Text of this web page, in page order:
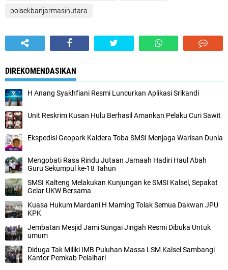
polsekbanjarmasinutara
DIREKOMENDASIKAN
H Anang Syakhfiani Resmi Luncurkan Aplikasi Srikandi
Unit Reskrim Kusan Hulu Berhasil Amankan Pelaku Curi Sawit
Ekspedisi Geopark Kaldera Toba SMSI Menjaga Warisan Dunia
Mengobati Rasa Rindu Jutaan Jamaah Hadiri Haul Abah
Guru Sekumpul ke-18 Tahun
SMSI Kalteng Melakukan Kunjungan ke SMSI Kalsel, Sepakat
Gelar UKW Bersama
Kuasa Hukum Mardani H Maming Tolak Semua Dakwan JPU
KPK
Jembatan Mesjid Jami Sungai Jingah Resmi Dibuka Untuk
umum
Diduga Tak Miliki IMB Puluhan Massa LSM Kalsel Sambangi
Kantor Pemkab Pelaihari